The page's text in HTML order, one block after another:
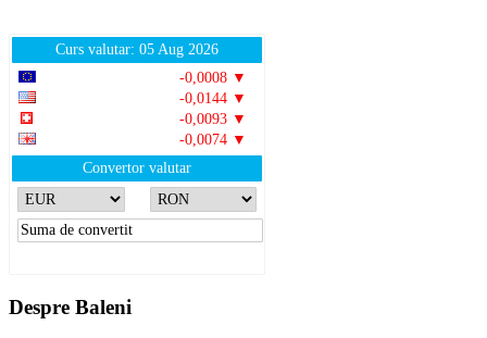
Curs valutar: 05 Aug 2026
-0,0008 ▼
-0,0144 ▼
-0,0093 ▼
-0,0074 ▼
Convertor valutar
Despre Baleni